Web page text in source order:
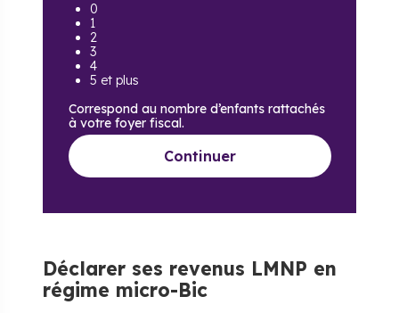
0
1
2
3
4
5 et plus
Correspond au nombre d’enfants rattachés
à votre foyer fiscal.
Continuer
Déclarer ses revenus LMNP en
régime micro-Bic